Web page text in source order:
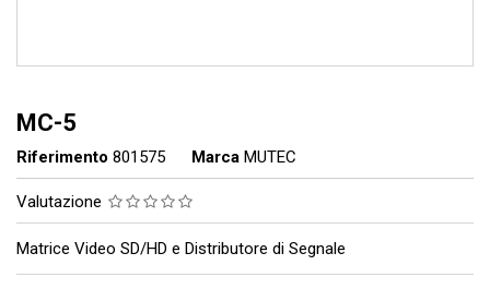
MC-5
Riferimento 801575 Marca MUTEC
Valutazione
Matrice Video SD/HD e Distributore di Segnale